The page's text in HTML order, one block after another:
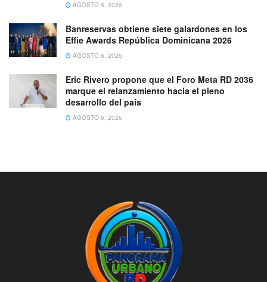
AGOSTO 6, 2026
Banreservas obtiene siete galardones en los
Effie Awards República Dominicana 2026
AGOSTO 6, 2026
Eric Rivero propone que el Foro Meta RD 2036
marque el relanzamiento hacia el pleno
desarrollo del país
AGOSTO 6, 2026